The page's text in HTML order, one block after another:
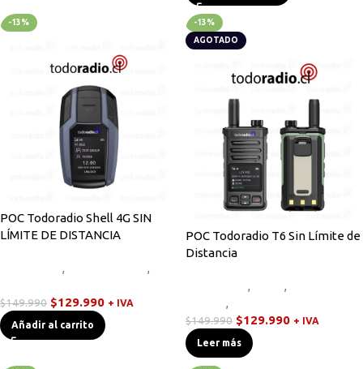
-13%
POC Todoradio Shell 4G SIN
LÍMITE DE DISTANCIA
,
,
$149.990 $129.990 + IVA
Añadir al carrito
-13%
AGOTADO
POC Todoradio T6 Sin Límite de
Distancia
, ,
,
$149.990 $129.990 + IVA
Leer más